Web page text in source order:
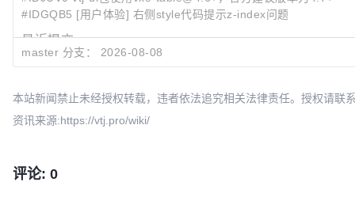
#IDGQB5 [用户体验] 右侧style代码提示z-index问题
最近提交:
3ff6a81b !619ci: commit
d4f6d510
build: 📦 release
master 分支： 2026-08-08
本站新闻禁止未经授权转载，违者依法追究相关法律责任。授权请联
资讯来源:https://vtj.pro/wiki/
评论: 0